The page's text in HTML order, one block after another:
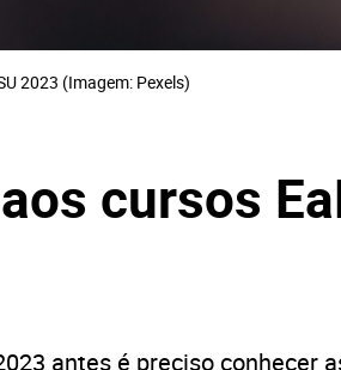
2023 (Imagem: Pexels)
cursos
antes é preciso conhecer